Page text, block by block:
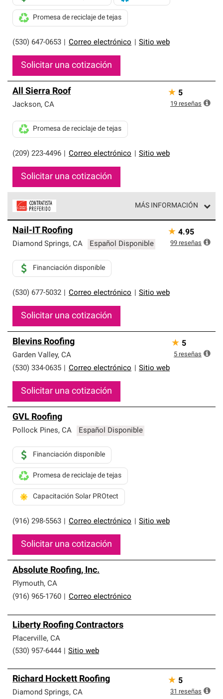
(530) 647-0653 Correo electrónico Sitio web
Promesa de reciclaje de tejas
Solicitar una cotización
All Sierra Roof
Jackson, CA
(209) 223-4496 Correo electrónico Sitio web
Promesa de reciclaje de tejas
Solicitar una cotización
★ 5
19 reseñas
MÁS INFORMACIÓN
parte de una red exclusiva de profesionales de techos
que cumplen con altos estándares y requisitos estrictos
Nail-IT Roofing
Diamond Springs, CA Español Disponible
(530) 677-5032 Correo electrónico Sitio web
Financiación disponible
Solicitar una cotización
★ 4.95
99 reseñas
Blevins Roofing
Garden Valley, CA
(530) 334-0635
Correo electrónico Sitio web
Solicitar una cotización
★ 5
5 reseñas
GVL Roofing
Pollock Pines, CA Español Disponible
(916) 298-5563 Correo electrónico Sitio web
Financiación disponible
Promesa de reciclaje de tejas
Capacitación Solar PROtect
Solicitar una cotización
Absolute Roofing, Inc.
Plymouth, CA
(916) 965-1760
Correo electrónico
Liberty Roofing Contractors
Placerville, CA
(530) 957-6444
Sitio web
Richard Hockett Roofing
Diamond Springs, CA
★ 5
31 reseñas